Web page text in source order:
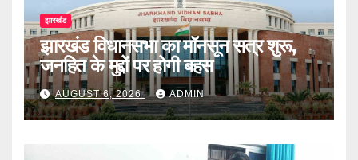
झारखंड
झारखंड विधानसभा का मॉनसून सत्र शुरू,
जनहित के मुद्दों पर होगी बहस
AUGUST 6, 2026 ADMIN